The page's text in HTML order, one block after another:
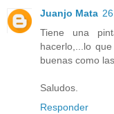
Juanjo Mata
Tiene una
hacerlo,...lo
buenas como
Saludos.
Responder